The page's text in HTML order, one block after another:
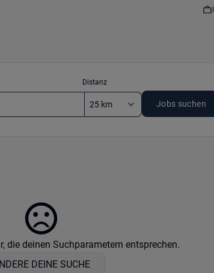
Distanz
Jobs suchen
die deinen Suchparametern entsprechen.
DEINE SUCHE